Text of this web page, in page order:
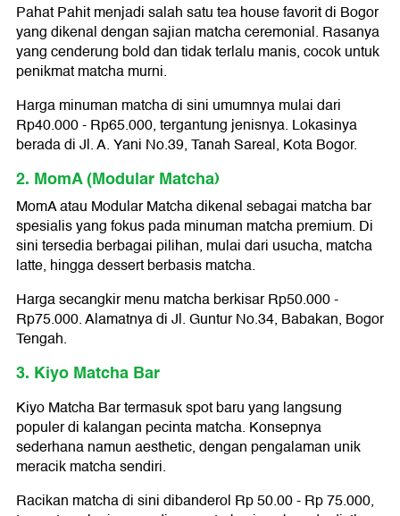
Pahat Pahit menjadi salah satu tea house favorit di Bogor
yang dikenal dengan sajian matcha ceremonial. Rasanya
yang cenderung bold dan tidak terlalu manis, cocok untuk
penikmat matcha murni.
Harga minuman matcha di sini umumnya mulai dari
Rp40.000 - Rp65.000, tergantung jenisnya. Lokasinya
berada di Jl. A. Yani No.39, Tanah Sareal, Kota Bogor.
2. MomA (Modular Matcha)
MomA atau Modular Matcha dikenal sebagai matcha bar
spesialis yang fokus pada minuman matcha premium. Di
sini tersedia berbagai pilihan, mulai dari usucha, matcha
latte, hingga dessert berbasis matcha.
Harga secangkir menu matcha berkisar Rp50.000 -
Rp75.000. Alamatnya di Jl. Guntur No.34, Babakan, Bogor
Tengah.
3. Kiyo Matcha Bar
Kiyo Matcha Bar termasuk spot baru yang langsung
populer di kalangan pecinta matcha. Konsepnya
sederhana namun aesthetic, dengan pengalaman unik
meracik matcha sendiri.
Racikan matcha di sini dibanderol Rp 50.00 - Rp 75.000,